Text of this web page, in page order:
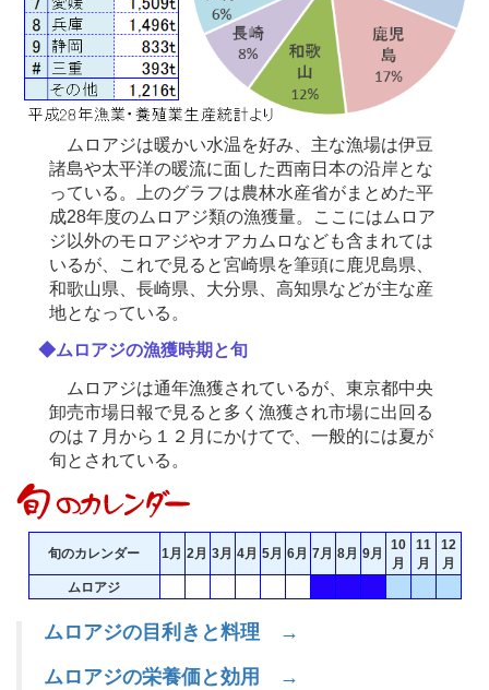
ムロアジは暖かい水温を好み、主な漁場は伊豆
諸島や太平洋の暖流に面した西南日本の沿岸とな
っている。上のグラフは農林水産省がまとめた平
成28年度のムロアジ類の漁獲量。ここにはムロア
ジ以外のモロアジやオアカムロなども含まれては
いるが、これで見ると宮崎県を筆頭に鹿児島県、
和歌山県、長崎県、大分県、高知県などが主な産
地となっている。
◆ムロアジの漁獲時期と旬
ムロアジは通年漁獲されているが、東京都中央
卸売市場日報で見ると多く漁獲され市場に出回る
のは７月から１２月にかけてで、一般的には夏が
旬とされている。
旬のカレンダー 1月 2月 3月 4月 5月 6月 7月 8月 9月
10
月
11
月
12
月
ムロアジ
ムロアジの目利きと料理 →
ムロアジの栄養価と効用 →